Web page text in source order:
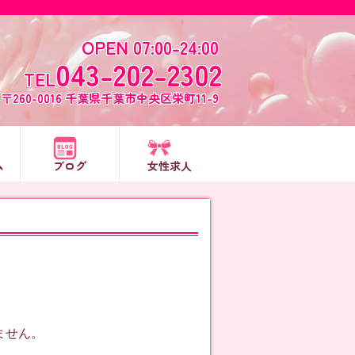
OPEN 07:00-24:00
TEL043-202-2302
〒260-0016 千葉県千葉市中央区栄町11-9
ブログ 女性求人
ん。